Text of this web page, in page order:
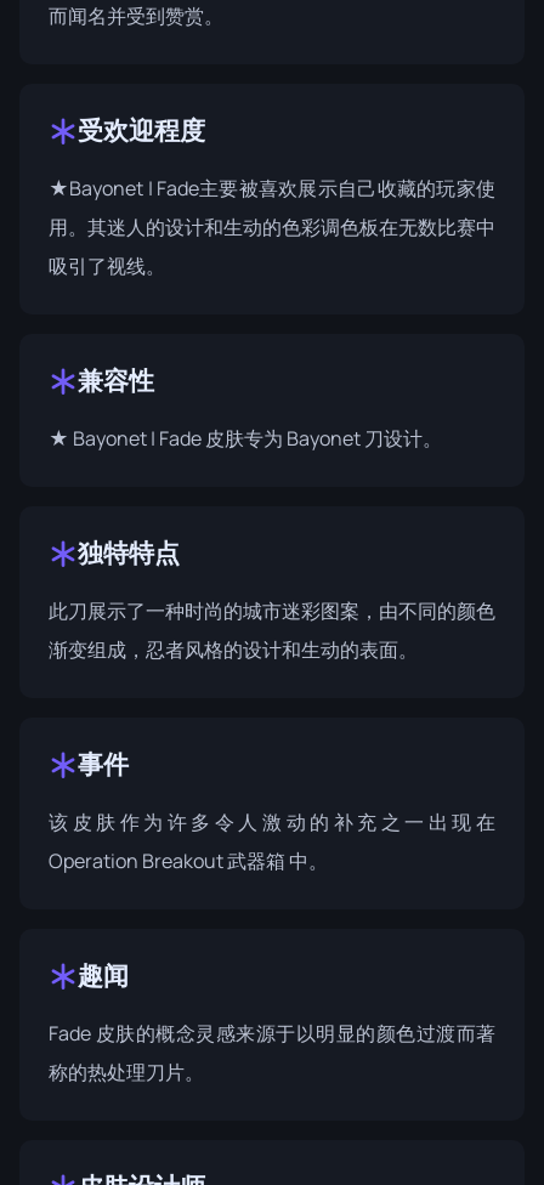
而闻名并受到赞赏。
受欢迎程度
★Bayonet | Fade主要被喜欢展示自己收藏的玩家使
用。其迷人的设计和生动的色彩调色板在无数比赛中
吸引了视线。
兼容性
★ Bayonet | Fade 皮肤专为 Bayonet 刀设计。
独特特点
此刀展示了一种时尚的城市迷彩图案，由不同的颜色
渐变组成，忍者风格的设计和生动的表面。
事件
该皮肤作为许多令人激动的补充之一出现在
Operation Breakout 武器箱 中。
趣闻
Fade 皮肤的概念灵感来源于以明显的颜色过渡而著
称的热处理刀片。